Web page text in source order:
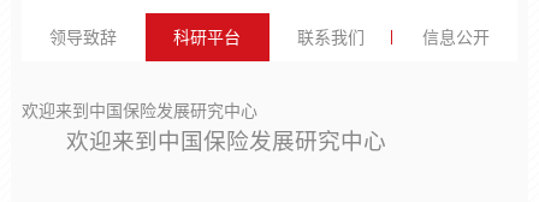
领导致辞 科研平台 联系我们 信息公开
欢迎来到中国保险发展研究中心
欢迎来到中国保险发展研究中心